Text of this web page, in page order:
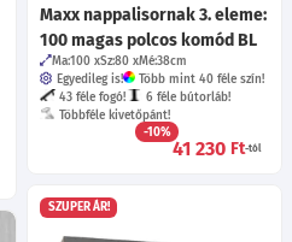
Maxx nappalisornak 3. eleme:
100 magas polcos komód BL
Ma:100 Sz:80 Mé:38cm
Egyedileg is!
Több mint 40 féle szín!
43 féle fogó!
6 féle bútorláb!
Többféle kivetőpánt!
-10%
41 230 Ft-tól
SZUPER ÁR!